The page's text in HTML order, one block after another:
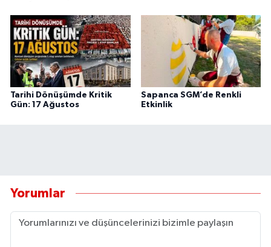
Tarihi Dönüşümde Kritik
Gün: 17 Ağustos
Sapanca SGM’de Renkli
Etkinlik
Yorumlar